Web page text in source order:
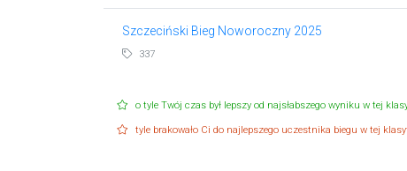
Szczeciński Bieg Noworoczny 2025
337
o tyle Twój czas był lepszy od najsłabszego wyniku w tej
tyle brakowało Ci do najlepszego uczestnika biegu w tej